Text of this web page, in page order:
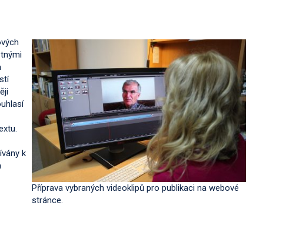
Příprava vybraných videoklipů pro publikaci na webové
stránce.
k